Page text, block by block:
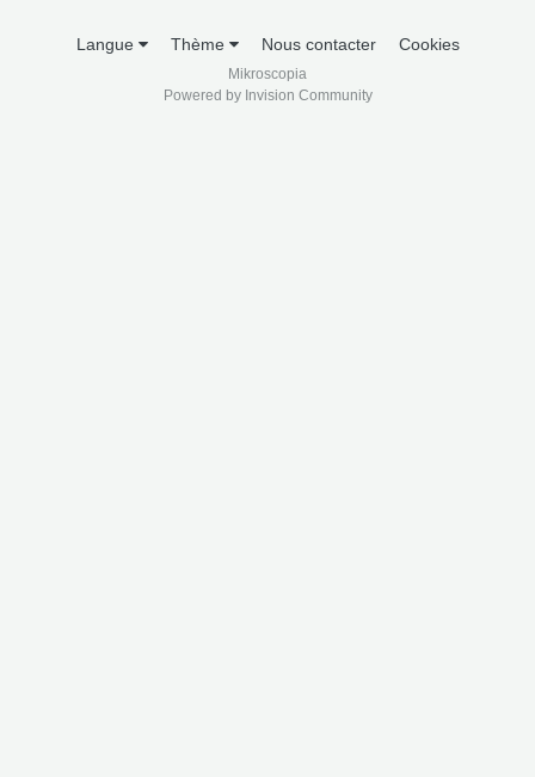
Langue Thème Nous contacter Cookies
Mikroscopia
Powered by Invision Community